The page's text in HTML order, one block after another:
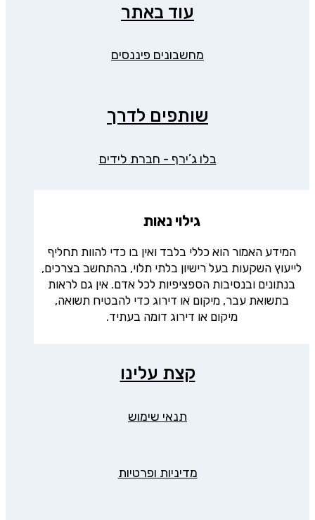
עוד באתר
מחשבונים פיננסים
שותפים לדרך
בלו ג’ירף - חברת לידים
גילוי נאות
המידע האמור הוא כללי בלבד ואין בו כדי להוות תחליף
לייעוץ השקעות בעל רישיון בלתי תלוי, בהתחשב בצרכים,
בנתונים ובנסיבות הספציפיות לכל אדם. אין גם לראות
בתשואת עבר, מיקום או דירוג כדי להבטיח תשואה,
מיקום או דירוג דומה בעתיד.
קצת עלינו
תנאי שימוש
מדיניות ופרטיות